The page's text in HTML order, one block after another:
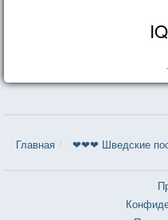
Главная ❤❤❤ Шведские